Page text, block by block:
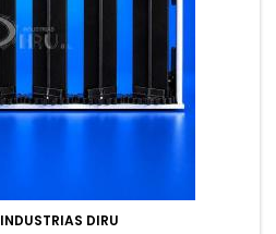
INDUSTRIAS DIRU